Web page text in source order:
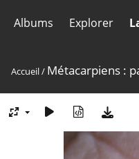
Albums Explorer
Accueil/ Métacarpiens :